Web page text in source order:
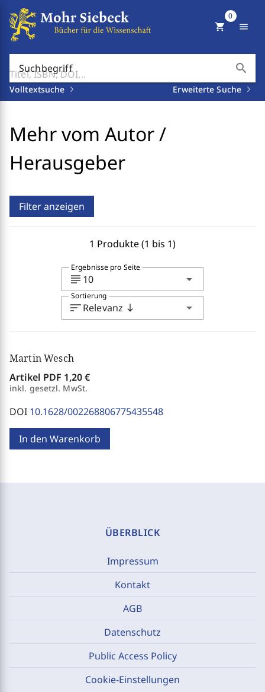
Suchbegriff search
Volltextsuche Erweiterte Suche
shopping_cart
0
menu
Mehr vom Autor /
Herausgeber
Filter anzeigen
1 Produkte (1 bis 1)
subject 10 arrow_drop_down
Ergebnisse pro Seite
sortRelevanz south arrow_drop_down
Sortierung
Martin Wesch
Artikel PDF 1,20 €
inkl. gesetzl. MwSt.
DOI 10.1628/002268806775435548
In den Warenkorb
ÜBERBLICK
Impressum
Kontakt
AGB
Datenschutz
Public Access Policy
Cookie-Einstellungen